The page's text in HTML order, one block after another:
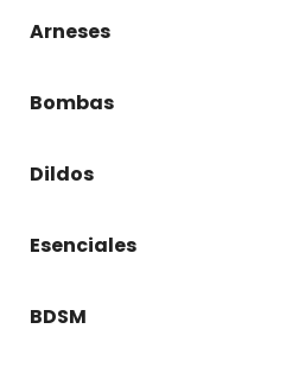
Arneses
Bombas
Dildos
Esenciales
BDSM